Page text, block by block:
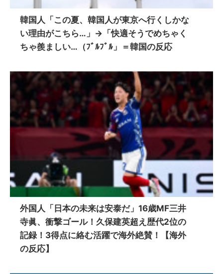
韓国人「この夏、韓国人が東京へ行くしかな
い理由がこちら…」→「快適そうでめちゃく
ちゃ羨ましい…（ﾌﾞﾙﾌﾞﾙ」＝韓国の反応
外国人「日本の未来は安泰だ」16歳MF三井
寺眞、衝撃ゴール！久保建英超え歴代2位の
記録！3得点に絡む活躍で海外絶賛！【海外
の反応】